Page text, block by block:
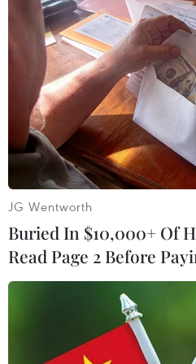
nhanh nhất trong ba tháng
tháng 2/2025.
JG Wentworth
Buried In $10,000+ Of
Read Page 2 Before